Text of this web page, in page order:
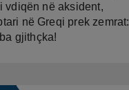
vdiqën në aksident,
në Greqi prek zemrat:
gjithçka!